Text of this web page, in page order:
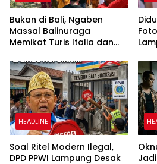
Bukan di Bali, Ngaben
Massal Balinuraga
Memikat Turis Italia dan
HEADLINE
Soal Ritel Modern Ilegal,
DPD PPWI Lampung Desak